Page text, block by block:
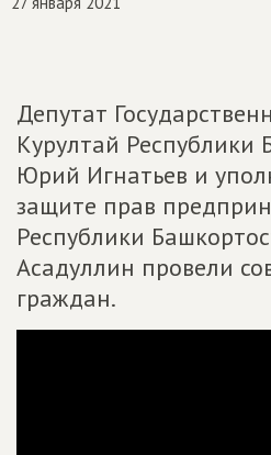
Депутат
Курултай Республики
Юрий Игнатьев и
защите прав
Республики
Асадуллин провели
граждан.